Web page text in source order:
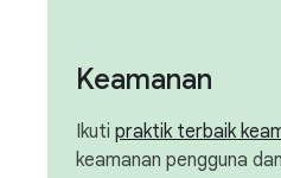
Keamanan
Ikuti praktik terbaik
keamanan pengguna